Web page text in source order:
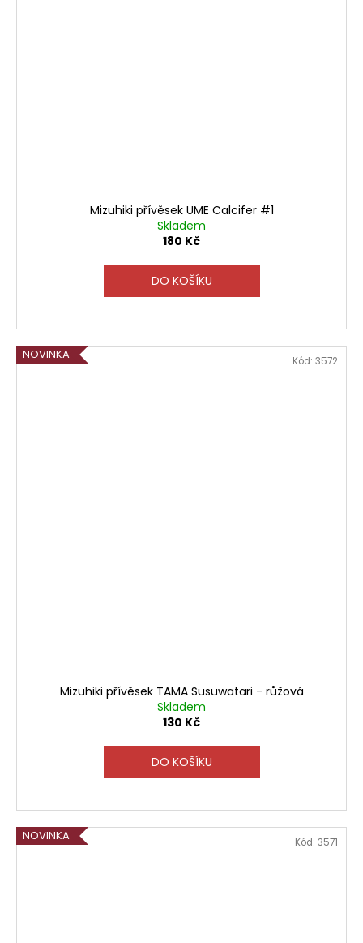
Mizuhiki přívěsek UME Calcifer #1
Skladem
180 Kč
DO KOŠÍKU
NOVINKA
Mizuhiki přívěsek TAMA Susuwatari - růžová
Skladem
130 Kč
DO KOŠÍKU
Kód: 3572
NOVINKA Kód: 3571